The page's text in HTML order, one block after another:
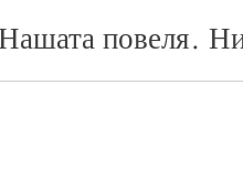
повеля.